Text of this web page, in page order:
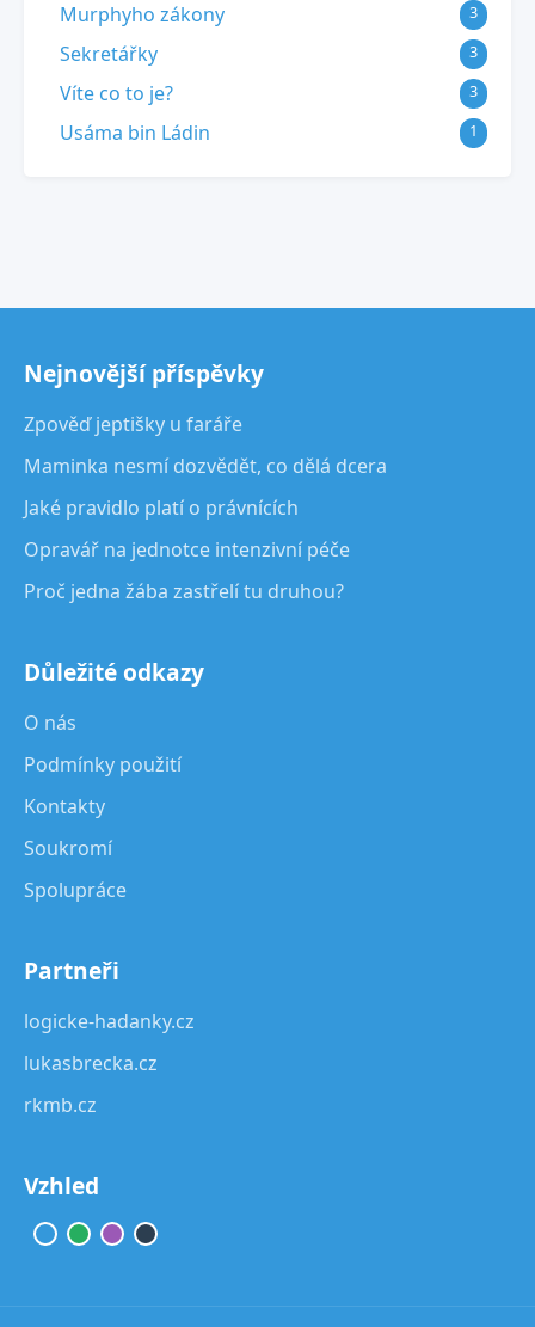
Murphyho zákony 3
Sekretářky 3
Víte co to je? 3
Usáma bin Ládin 1
Nejnovější příspěvky
Zpověď jeptišky u faráře
Maminka nesmí dozvědět, co dělá dcera
Jaké pravidlo platí o právnících
Opravář na jednotce intenzivní péče
Proč jedna žába zastřelí tu druhou?
Důležité odkazy
O nás
Podmínky použití
Kontakty
Soukromí
Spolupráce
Partneři
logicke-hadanky.cz
lukasbrecka.cz
rkmb.cz
Vzhled